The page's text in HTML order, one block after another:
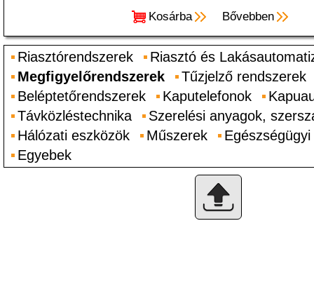
Kosárba
Bővebben
Riasztórendszerek
Riasztó és
Megfigyelőrendszerek
Tűzjelző rendszerek
Beléptetőrendszerek
Kaputelefonok
Távközléstechnika
Szerelési anyagok,
Hálózati eszközök
Műszerek
Egyebek